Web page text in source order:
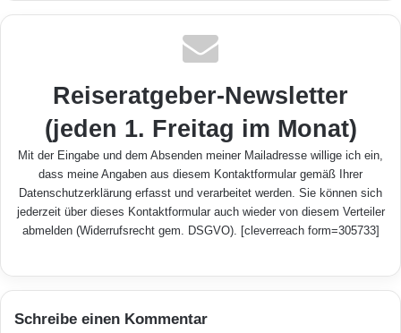
Reiseratgeber-Newsletter
(jeden 1. Freitag im Monat)
Mit der Eingabe und dem Absenden meiner Mailadresse willige ich ein,
dass meine Angaben aus diesem Kontaktformular gemäß Ihrer
Datenschutzerklärung erfasst und verarbeitet werden. Sie können sich
jederzeit über dieses Kontaktformular auch wieder von diesem Verteiler
abmelden (Widerrufsrecht gem. DSGVO). [cleverreach form=305733]
Schreibe einen Kommentar